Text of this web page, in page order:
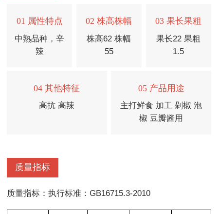
01 属性特点
中熟品种，辛
辣
02 株高株幅
株高62 株幅
55
03 果长果粗
果长22 果粗
1.5
04 其他特征
高抗 高辣
05 产品用途
主打鲜食 加工 剁椒 泡
椒 豆瓣酱用
质量指标
质量指标：执行标准：GB16715.3-2010